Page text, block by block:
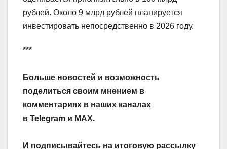
рублей. Около 9 млрд рублей планируется
инвестировать непосредственно в 2026 году.
***
Больше новостей и возможность
поделиться своим мнением в
комментариях в наших каналах
в Telegram и MAX.
И подписывайтесь на итоговую рассылку